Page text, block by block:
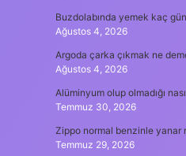
Buzdolabında yemek kaç
Ağustos 4, 2026
Argoda çarka çıkmak ne
Ağustos 4, 2026
Alüminyum olup olmadığı
Temmuz 30, 2026
Zippo normal benzinle yanar
Temmuz 29, 2026